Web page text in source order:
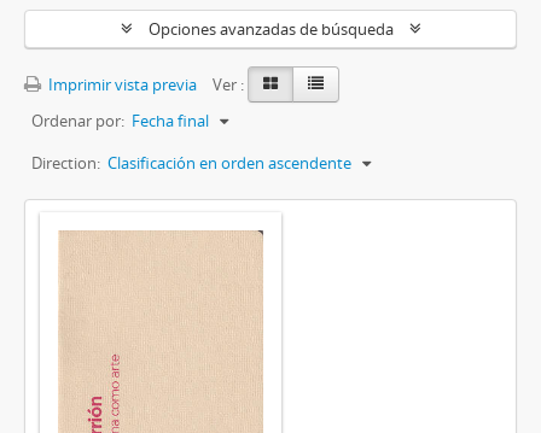
Opciones avanzadas de búsqueda
Imprimir vista previa
Ver :
Ordenar por: Fecha final
Direction: Clasificación en orden ascendente